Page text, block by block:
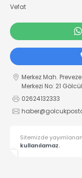
Vefat
Merkez Mah.
Merkezi No: 21
02624132333
Sitemizde
kullanılamaz.